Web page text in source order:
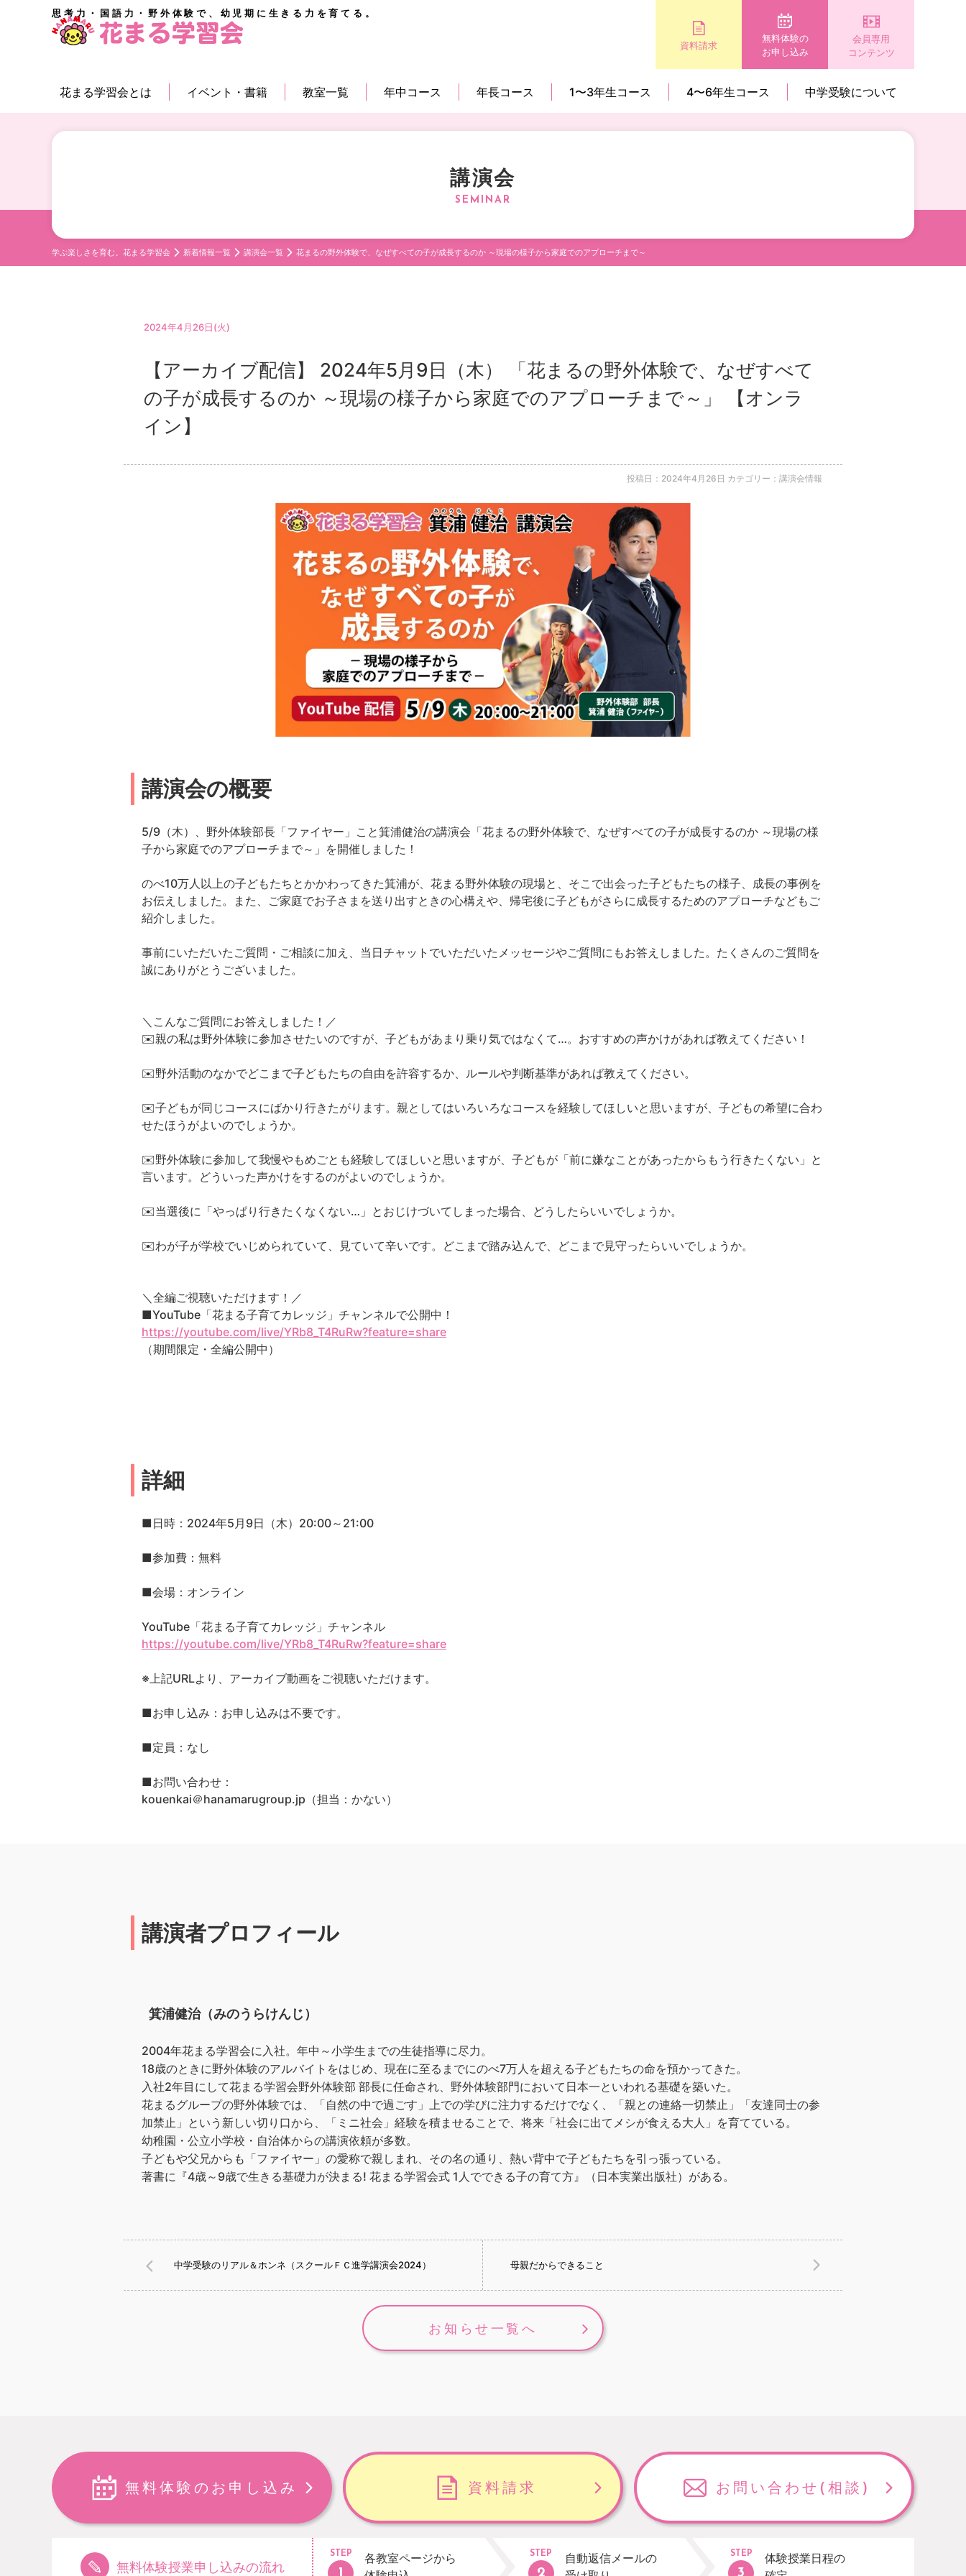
思考力・国語力・野外体験で、幼児期に生きる力を育てる。
資料請求
無料体験の
お申し込み
会員専用
コンテンツ
花まる学習会とは イベント・書籍 教室一覧 年中コース 年長コース 1〜3年生コース 4〜6年生コース 中学受験について
講演会
学ぶ楽しさを育む。花まる学習会 新着情報一覧 講演会一覧 花まるの野外体験で、なぜすべての子が成長するのか ～現場の様子から家庭でのアプローチまで～
2024年4月26日(火)
【アーカイブ配信】 2024年5月9日（木） 「花まるの野外体験で、なぜすべて
の子が成長するのか ～現場の様子から家庭でのアプローチまで～」 【オンラ
イン】
投稿日：2024年4月26日 カテゴリー：講演会情報
講演会の概要
5/9（木）、野外体験部長「ファイヤー」こと箕浦健治の講演会「花まるの野外体験で、なぜすべての子が成長するのか ～現場の様
子から家庭でのアプローチまで～」を開催しました！
のべ10万人以上の子どもたちとかかわってきた箕浦が、花まる野外体験の現場と、そこで出会った子どもたちの様子、成長の事例を
お伝えしました。また、ご家庭でお子さまを送り出すときの心構えや、帰宅後に子どもがさらに成長するためのアプローチなどもご
紹介しました。
事前にいただいたご質問・ご相談に加え、当日チャットでいただいたメッセージやご質問にもお答えしました。たくさんのご質問を
誠にありがとうございました。
＼こんなご質問にお答えしました！／
✉️親の私は野外体験に参加させたいのですが、子どもがあまり乗り気ではなくて…。おすすめの声かけがあれば教えてください！
✉️野外活動のなかでどこまで子どもたちの自由を許容するか、ルールや判断基準があれば教えてください。
✉️子どもが同じコースにばかり行きたがります。親としてはいろいろなコースを経験してほしいと思いますが、子どもの希望に合わ
せたほうがよいのでしょうか。
✉️野外体験に参加して我慢やもめごとも経験してほしいと思いますが、子どもが「前に嫌なことがあったからもう行きたくない」と
言います。どういった声かけをするのがよいのでしょうか。
✉️当選後に「やっぱり行きたくなくない…」とおじけづいてしまった場合、どうしたらいいでしょうか。
✉️わが子が学校でいじめられていて、見ていて辛いです。どこまで踏み込んで、どこまで見守ったらいいでしょうか。
＼全編ご視聴いただけます！／
■YouTube「花まる子育てカレッジ」チャンネルで公開中！
https://youtube.com/live/YRb8_T4RuRw?feature=share
（期間限定・全編公開中）
詳細
■日時：2024年5月9日（木）20:00～21:00
■参加費：無料
■会場：オンライン
YouTube「花まる子育てカレッジ」チャンネル
https://youtube.com/live/YRb8_T4RuRw?feature=share
※上記URLより、アーカイブ動画をご視聴いただけます。
■お申し込み：お申し込みは不要です。
■定員：なし
■お問い合わせ：
kouenkai＠hanamarugroup.jp（担当：かない）
講演者プロフィール
箕浦健治（みのうらけんじ）
2004年花まる学習会に入社。年中～小学生までの生徒指導に尽力。
18歳のときに野外体験のアルバイトをはじめ、現在に至るまでにのべ7万人を超える子どもたちの命を預かってきた。
入社2年目にして花まる学習会野外体験部 部長に任命され、野外体験部門において日本一といわれる基礎を築いた。
花まるグループの野外体験では、「自然の中で過ごす」上での学びに注力するだけでなく、「親との連絡一切禁止」「友達同士の参
加禁止」という新しい切り口から、「ミニ社会」経験を積ませることで、将来「社会に出てメシが食える大人」を育てている。
幼稚園・公立小学校・自治体からの講演依頼が多数。
子どもや父兄からも「ファイヤー」の愛称で親しまれ、その名の通り、熱い背中で子どもたちを引っ張っている。
著書に『4歳～9歳で生きる基礎力が決まる! 花まる学習会式 1人でできる子の育て方』（日本実業出版社）がある。
中学受験のリアル＆ホンネ（スクールＦＣ進学講演会2024） 母親だからできること
お知らせ一覧へ
無料体験のお申し込み 資料請求 お問い合わせ (相談)
無料体験授業申し込みの流れ
STEP
各教室ページから
STEP
自動返信メールの
STEP
体験授業日程の